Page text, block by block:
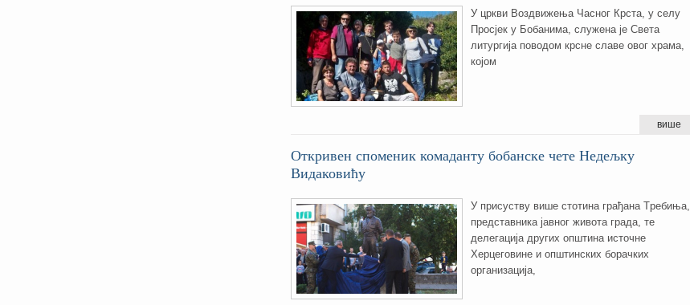
У цркви Воздвижења Часног Крста, у селу
Просјек у Бобанима, служена је Света
литургија поводом крсне славе овог храма,
којом
више
Откривен споменик комаданту бобанске чете Недељку
Видаковићу
У присуству више стотина грађана Tребиња,
представника јавног живота града, те
делегација других општина источне
Херцеговине и општинских борачких
организација,